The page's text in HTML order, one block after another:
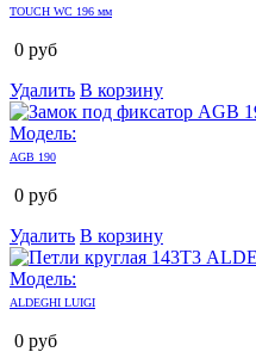
TOUCH WC 196 мм
0 руб
Удалить В корзину
Модель:
AGB 190
0 руб
Удалить В корзину
Модель:
ALDEGHI LUIGI
0 руб